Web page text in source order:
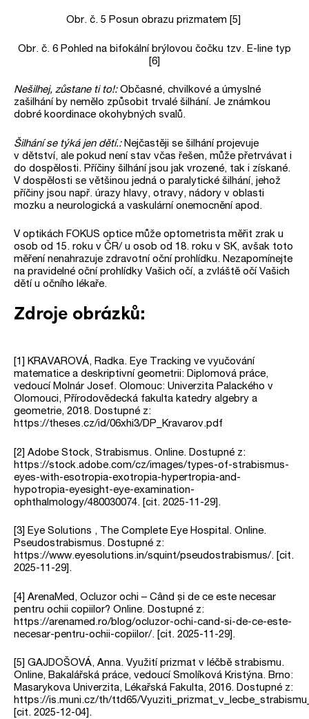
Obr. č. 5 Posun obrazu prizmatem [5]
Obr. č. 6 Pohled na bifokální brýlovou čočku tzv. E-line typ
[6]
Nešilhej, zůstane ti to!:Občasné, chvilkové a úmyslné
zašilhání by nemělo způsobit trvalé šilhání. Je známkou
dobré koordinace okohybných svalů.
Šilhání se týká jen dětí.:Nejčastěji se šilhání projevuje
v dětství, ale pokud není stav včas řešen, může přetrvávat i
do dospělosti. Příčiny šilhání jsou jak vrozené, tak i získané.
V dospělosti se většinou jedná o paralytické šilhání, jehož
příčiny jsou např. úrazy hlavy, otravy, nádory v oblasti
mozku a neurologická a vaskulární onemocnění apod.
V optikách FOKUS optice může optometrista měřit zrak u
osob od 15. roku v ČR/ u osob od 18. roku v SK, avšak toto
měření nenahrazuje zdravotní oční prohlídku. Nezapomínejte
na pravidelné oční prohlídky Vašich očí, a zvláště očí Vašich
dětí u očního lékaře.
Zdroje obrázků:
[1] KRAVAROVÁ, Radka. Eye Tracking ve vyučování
matematice a deskriptivní geometrii: Diplomová práce,
vedoucí Molnár Josef. Olomouc: Univerzita Palackého v
Olomouci, Přírodovědecká fakulta katedry algebry a
geometrie, 2018. Dostupné z:
https://theses.cz/id/06xhi3/DP_Kravarov.pdf
[2] Adobe Stock, Strabismus. Online. Dostupné z:
https://stock.adobe.com/cz/images/types-of-strabismus-
eyes-with-esotropia-exotropia-hypertropia-and-
hypotropia-eyesight-eye-examination-
ophthalmology/480030074. [cit. 2025-11-29].
[3] Eye Solutions , The Complete Eye Hospital. Online.
Pseudostrabismus. Dostupné z:
https://www.eyesolutions.in/squint/pseudostrabismus/. [cit.
2025-11-29].
[4] ArenaMed, Ocluzor ochi – Când și de ce este necesar
pentru ochii copiilor? Online. Dostupné z:
https://arenamed.ro/blog/ocluzor-ochi-cand-si-de-ce-este-
necesar-pentru-ochii-copiilor/. [cit. 2025-11-29].
[5] GAJDOŠOVÁ, Anna. Využití prizmat v léčbě strabismu.
Online, Bakalářská práce, vedoucí Smolíková Kristýna. Brno:
Masarykova Univerzita, Lékařská Fakulta, 2016. Dostupné z:
https://is.muni.cz/th/ttd65/
[cit. 2025-12-04].